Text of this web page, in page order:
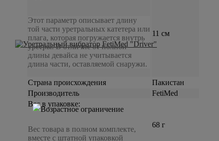
Этот параметр описывает длину
той части уретральных катетера или
плага, которая погружается внутрь
уретры. В отличие от полной
длины девайса не учитывается
длина части, оставляемой снаружи.
11 см
Страна происхождения
Пакистан
Производитель
FetiMed
Вес в упаковке:
Вес товара в полном комплекте,
вместе с штатной упаковкой
68 г